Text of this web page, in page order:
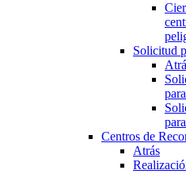
Solicitud
Centros de
Atrás